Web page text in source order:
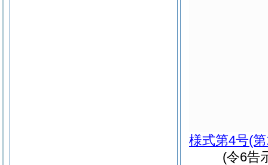
様式第4号(
(令6告